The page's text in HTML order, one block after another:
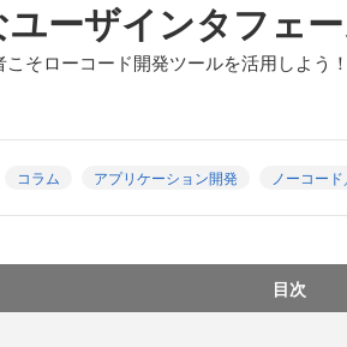
ユーザインタフェ
こそローコード開発ツールを活用しよう
コラム アプリケーション開発 ノーコー
目次